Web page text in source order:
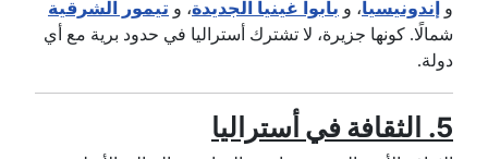
و إندونيسيا، و بابوا غينيا الجديدة، و تيمور الشرقية
شمالًا. كونها جزيرة، لا تشترك أستراليا في حدود برية مع أي
دولة.
5. الثقافة في أستراليا